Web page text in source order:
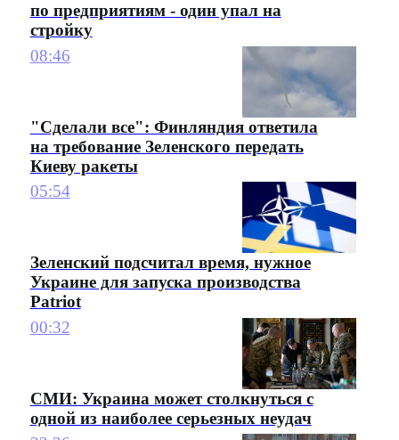
по предприятиям - один упал на
стройку
08:46
"Сделали все": Финляндия ответила
на требование Зеленского передать
Киеву ракеты
05:54
Зеленский подсчитал время, нужное
Украине для запуска производства
Patriot
00:32
СМИ: Украина может столкнуться с
одной из наиболее серьезных неудач